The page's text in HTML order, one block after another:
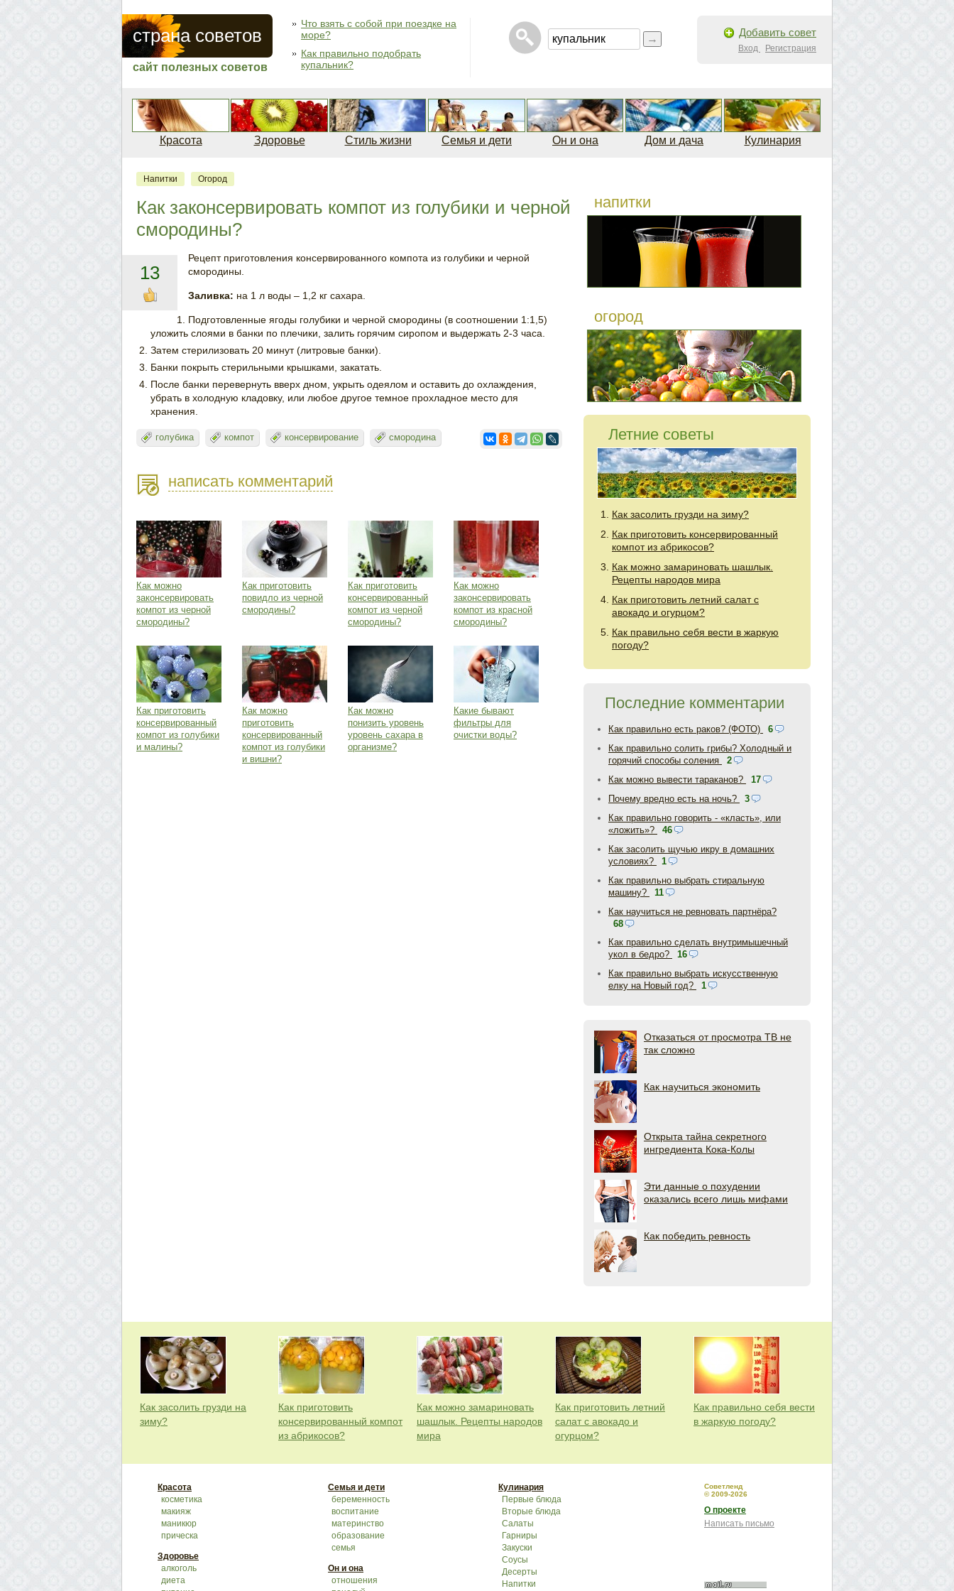
страна советов
сайт полезных советов
Что взять с собой при поездке на
море?
Как правильно подобрать
купальник?
Добавить совет
Вход Регистрация
Красота Здоровье Стиль жизни Семья и дети Он и она Дом и дача Кулинария
Напитки Огород
Как законсервировать компот из голубики и черной
смородины?
13
Рецепт приготовления консервированного компота из голубики и черной
смородины.
Заливка: на 1 л воды – 1,2 кг сахара.
Подготовленные ягоды голубики и черной смородины (в соотношении 1:1,5)
уложить слоями в банки по плечики, залить горячим сиропом и выдержать 2-3 часа.
Затем стерилизовать 20 минут (литровые банки).
Банки покрыть стерильными крышками, закатать.
После банки перевернуть вверх дном, укрыть одеялом и оставить до охлаждения,
убрать в холодную кладовку, или любое другое темное прохладное место для
хранения.
голубика компот консервирование смородина
написать комментарий
Как можно
законсервировать
компот из черной
смородины?
Как приготовить
повидло из черной
смородины?
Как приготовить
консервированный
компот из черной
смородины?
Как можно
законсервировать
компот из красной
смородины?
Как приготовить
консервированный
компот из голубики
и малины?
Как можно
приготовить
консервированный
компот из голубики
и вишни?
Как можно
понизить уровень
уровень сахара в
организме?
Какие бывают
фильтры для
очистки воды?
напитки
огород
Летние советы
Как засолить грузди на зиму?
Как приготовить консервированный
компот из абрикосов?
Как можно замариновать шашлык.
Рецепты народов мира
Как приготовить летний салат с
авокадо и огурцом?
Как правильно себя вести в жаркую
погоду?
Последние комментарии
Как правильно есть раков? (ФОТО)
6
Как правильно солить грибы? Холодный и
горячий способы соления
2
Как можно вывести тараканов?
17
Почему вредно есть на ночь?
3
Как правильно говорить - «класть», или
«ложить»?
46
Как засолить щучью икру в домашних
условиях?
1
Как правильно выбрать стиральную
машину?
11
Как научиться не ревновать партнёра?
68
Как правильно сделать внутримышечный
укол в бедро?
16
Как правильно выбрать искусственную
елку на Новый год?
1
Отказаться от просмотра ТВ не
так сложно
Как научиться экономить
Открыта тайна секретного
ингредиента Кока-Колы
Эти данные о похудении
оказались всего лишь мифами
Как победить ревность
Как засолить грузди на
зиму?
Как приготовить
консервированный компот
из абрикосов?
Как можно замариновать
шашлык. Рецепты народов
мира
Как приготовить летний
салат с авокадо и
огурцом?
Как правильно себя вести
в жаркую погоду?
Красота
косметика
макияж
маникюр
прическа
Здоровье
алкоголь
диета
Семья и дети
беременность
воспитание
материнство
образование
семья
Он и она
отношения
Кулинария
Первые блюда
Вторые блюда
Салаты
Гарниры
Закуски
Соусы
Десерты
Напитки
Советленд
© 2009-2026
О проекте
Написать письмо